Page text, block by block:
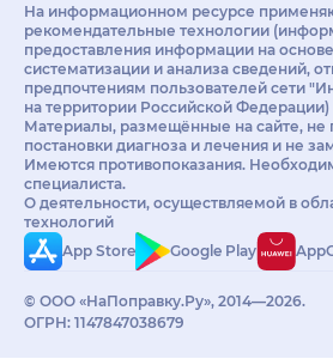
На информационном ресурсе
рекомендательные технологии
предоставления информации на
систематизации и анализа сведений,
предпочтениям пользователей сети
на территории Российской Федерации)
Материалы, размещённые на сайте, не
постановки диагноза и лечения и не
Имеются противопоказания.
специалиста.
О деятельности, осуществляемой в
технологий
App Store
Google Play
© ООО «НаПоправку.Ру», 2014—2026.
ОГРН: 1147847038679